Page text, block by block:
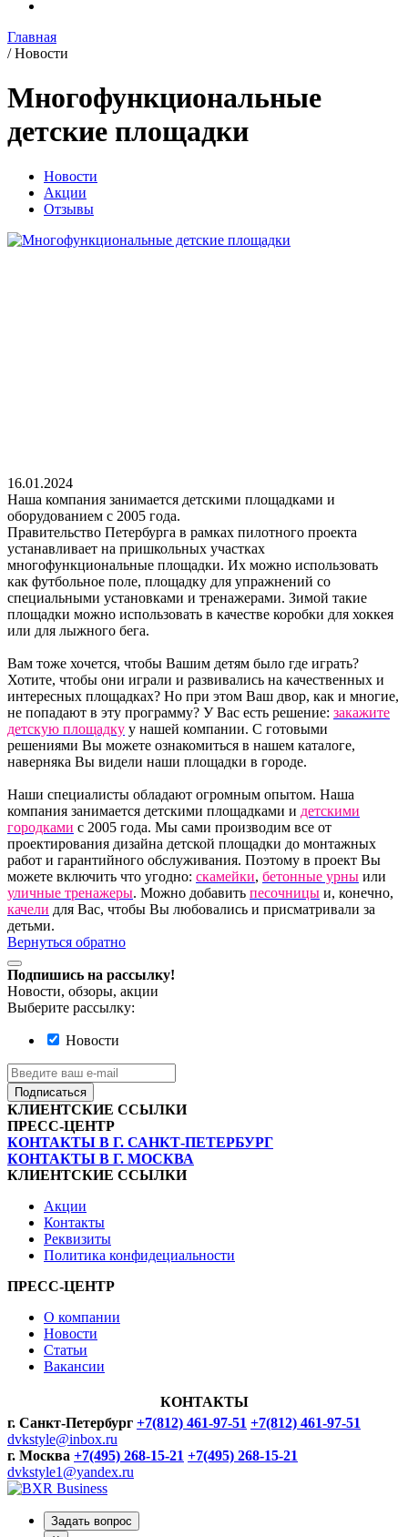
Главная
/ Новости
Многофункциональные
детские площадки
Новости
Акции
Отзывы
16.01.2024
Наша компания занимается детскими площадками и
оборудованием с 2005 года.
Правительство Петербурга в рамках пилотного проекта
устанавливает на пришкольных участках
многофункциональные площадки. Их можно использовать
как футбольное поле, площадку для упражнений со
специальными установками и тренажерами. Зимой такие
площадки можно использовать в качестве коробки для хоккея
или для лыжного бега.
Вам тоже хочется, чтобы Вашим детям было где играть?
Хотите, чтобы они играли и развивались на качественных и
интересных площадках? Но при этом Ваш двор, как и многие,
не попадают в эту программу? У Вас есть решение: закажите
детскую площадку у нашей компании. С готовыми
решениями Вы можете ознакомиться в нашем каталоге,
наверняка Вы видели наши площадки в городе.
Наши специалисты обладают огромным опытом. Наша
компания занимается детскими площадками и детскими
городками с 2005 года. Мы сами производим все от
проектирования дизайна детской площадки до монтажных
работ и гарантийного обслуживания. Поэтому в проект Вы
можете включить что угодно: скамейки, бетонные урны или
уличные тренажеры. Можно добавить песочницы и, конечно,
качели для Вас, чтобы Вы любовались и присматривали за
детьми.
Вернуться обратно
Подпишись на рассылку!
Новости, обзоры, акции
Выберите рассылку:
Новости
Подписаться
КЛИЕНТСКИЕ ССЫЛКИ
ПРЕСС-ЦЕНТР
КОНТАКТЫ В Г. САНКТ-ПЕТЕРБУРГ
КОНТАКТЫ В Г. МОСКВА
КЛИЕНТСКИЕ ССЫЛКИ
Акции
Контакты
Реквизиты
Политика конфидециальности
ПРЕСС-ЦЕНТР
О компании
Новости
Статьи
Вакансии
КОНТАКТЫ
г. Санкт-Петербург +7(812) 461-97-51 +7(812) 461-97-51
dvkstyle@inbox.ru
г. Москва +7(495) 268-15-21 +7(495) 268-15-21
dvkstyle1@yandex.ru
Задать вопрос